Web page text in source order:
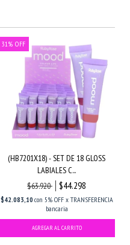
31% OFF
(HB7201X18) - SET DE 18 GLOSS
LABIALES C...
$63.920
$44.298
$42.083,10con 5% OFF x TRANSFERENCIA
bancaria